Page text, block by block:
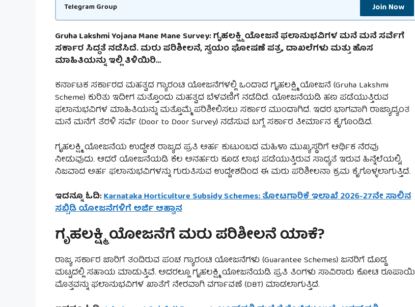
Telegram Group Join Now
Gruha Lakshmi Yojana Mane Mane Survey: ಗೃಹಲಕ್ಷ್ಮಿ ಯೋಜನೆ ಫಲಾನುಭವಿಗಳ ಮನೆ ಮನೆ ಸರ್ವೆಗೆ
ಸರ್ಕಾರ ಸಿದ್ಧತೆ ನಡೆಸಿದೆ. ಮರು ಪರಿಶೀಲನೆ, ಸ್ವಯಂ ಘೋಷಣೆ ಪತ್ರ, ದಾಖಲೆಗಳು ಮತ್ತು ಹೊಸ
ಮಾಹಿತಿಯನ್ನು ಇಲ್ಲಿ ತಿಳಿಯಿರಿ…
ಕರ್ನಾಟಕ ಸರ್ಕಾರದ ಮಹತ್ವದ ಗ್ಯಾರಂಟಿ ಯೋಜನೆಗಳಲ್ಲಿ ಒಂದಾದ ಗೃಹಲಕ್ಷ್ಮಿ ಯೋಜನೆ (Gruha Lakshmi
Scheme) ಕುರಿತು ಇದೀಗ ಮತ್ತೊಂದು ಮಹತ್ವದ ಬೆಳವಣಿಗೆ ನಡೆದಿದೆ. ಯೋಜನೆಯಡಿ ಹಣ ಪಡೆಯುತ್ತಿರುವ
ಫಲಾನುಭವಿಗಳ ಮಾಹಿತಿಯನ್ನು ಮತ್ತೊಮ್ಮೆ ಪರಿಶೀಲಿಸಲು ಸರ್ಕಾರ ಮುಂದಾಗಿದೆ. ಇದರ ಭಾಗವಾಗಿ ರಾಜ್ಯಾದ್ಯಂತ
ಮನೆ ಮನೆಗೆ ತೆರಳಿ ಸರ್ವೆ (Door to Door Survey) ನಡೆಸುವ ಬಗ್ಗೆ ಸರ್ಕಾರ ತೀರ್ಮಾನ ಕೈಗೊಂಡಿದೆ.
ಗೃಹಲಕ್ಷ್ಮಿ ಯೋಜನೆಯ ಉದ್ದೇಶ ರಾಜ್ಯದ ಪ್ರತಿ ಅರ್ಹ ಕುಟುಂಬದ ಮಹಿಳಾ ಮುಖ್ಯಸ್ಥರಿಗೆ ಆರ್ಥಿಕ ನೆರವು
ನೀಡುವುದು. ಆದರೆ ಯೋಜನೆಯಡಿ ಕೆಲ ಅನರ್ಹರು ಕೂಡ ಲಾಭ ಪಡೆಯುತ್ತಿರುವ ಸಾಧ್ಯತೆ ಇರುವ ಹಿನ್ನೆಲೆಯಲ್ಲಿ,
ನಿಜವಾದ ಅರ್ಹ ಫಲಾನುಭವಿಗಳನ್ನು ಗುರುತಿಸುವ ಉದ್ದೇಶದಿಂದ ಈ ಮರು ಪರಿಶೀಲನಾ ಕ್ರಮ ಕೈಗೊಳ್ಳಲಾಗುತ್ತಿದೆ.
ಇದನ್ನೂ ಓದಿ:Karnataka Horticulture Subsidy Schemes: ತೋಟಗಾರಿಕೆ ಇಲಾಖೆ 2026-27ನೇ ಸಾಲಿನ
ಸಬ್ಸಿಡಿ ಯೋಜನೆಗಳಿಗೆ ಅರ್ಜಿ ಆಹ್ವಾನ
ಗೃಹಲಕ್ಷ್ಮಿ ಯೋಜನೆಗೆ ಮರು ಪರಿಶೀಲನೆ ಯಾಕೆ?
ರಾಜ್ಯ ಸರ್ಕಾರ ಜಾರಿಗೆ ತಂದಿರುವ ಪಂಚ ಗ್ಯಾರಂಟಿ ಯೋಜನೆಗಳು (Guarantee Schemes) ಜನರಿಗೆ ದೊಡ್ಡ
ಮಟ್ಟದಲ್ಲಿ ಸಹಾಯ ಮಾಡುತ್ತಿವೆ. ಅದರಲ್ಲೂ ಗೃಹಲಕ್ಷ್ಮಿ ಯೋಜನೆಯಡಿ ಪ್ರತಿ ತಿಂಗಳು ಸಾವಿರಾರು ಕೋಟಿ ರೂಪಾಯಿ
ಮೊತ್ತವನ್ನು ಫಲಾನುಭವಿಗಳ ಖಾತೆಗೆ ನೇರವಾಗಿ ವರ್ಗಾವಣೆ (DBT) ಮಾಡಲಾಗುತ್ತಿದೆ.